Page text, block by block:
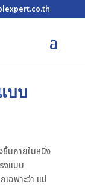
บบ
นภายในหนึ่ง
งแบบ
ฉพาะว่า แม่